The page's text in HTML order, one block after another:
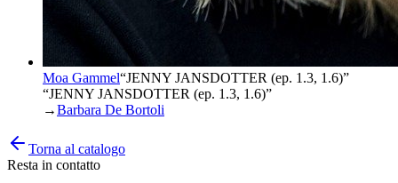
Moa Gammel“JENNY JANSDOTTER (ep. 1.3, 1.6)”
“JENNY JANSDOTTER (ep. 1.3, 1.6)”
→Barbara De Bortoli
Torna al catalogo
Resta in contatto